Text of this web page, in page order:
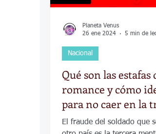
Qué son las estafas
romance y cómo
para no caer en la
El fraude del soldado que
Nacional
Planeta Venus
26 ene 2024
5 min de